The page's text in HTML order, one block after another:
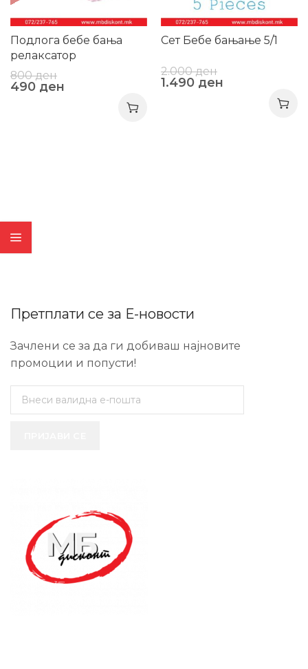
Подлога бебе бања
релаксатор
800ден
490 ден
Сет Бебе бањање 5/1
2.000ден
1.490 ден
Претплати се за Е-новости
Зачлени се за да ги добиваш најновите
промоции и попусти!